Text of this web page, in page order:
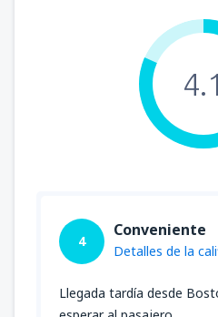
4.1
4
Conveniente
Detalles de la
Llegada tardía desde